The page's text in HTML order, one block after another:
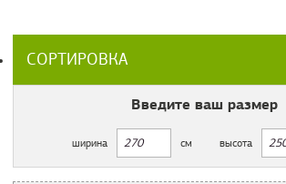
СОРТИРОВКА
Введите ваш размер
ширина см высота